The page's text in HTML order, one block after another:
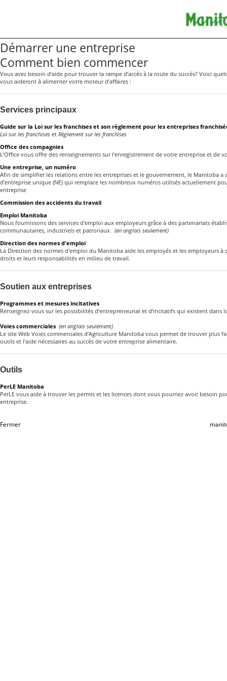
Démarrer une entreprise
Comment bien commencer
Vous avez besoin d’aide pour trouver la rampe d’accès à la route du succès? Voici
vous aideront à alimenter votre moteur d’affaires :
Services principaux
Guide sur la Loi sur les franchises et son règlement pour les entreprises
Loi sur les franchises et Règlement sur les franchises
Office des compagnies
L’Office vous offre des renseignements sur l'enregistrement de votre entreprise et de
Une entreprise, un numéro
Afin de simplifier les relations entre les entreprises et le gouvernement, le Manitoba a
d’entreprise unique (NE) qui remplace les nombreux numéros utilisés actuellement
entreprise
Commission des accidents du travail
Emploi Manitoba
Nous fournissons des services d'emploi aux employeurs grâce à des partenariats
communautaires, industriels et patronaux. (en anglais seulement)
Direction des normes d'emploi
La Direction des normes d'emploi du Manitoba aide les employés et les employeurs à
droits et leurs responsabilités en milieu de travail.
Soutien aux entreprises
Programmes et mesures incitatives
Renseignez-vous sur les possibilités d’entrepreneuriat et d’incitatifs qui existent dans
Voies commerciales (en anglais seulement)
Le site Web Voies commerciales d’Agriculture Manitoba vous permet de trouver plus
outils et l’aide nécessaires au succès de votre entreprise alimentaire.
Outils
PerLE Manitoba
PerLE vous aide à trouver les permis et les licences dont vous pourriez avoir besoin
entreprise.
Fermer